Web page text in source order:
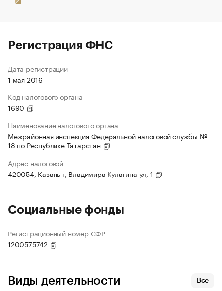
Регистрация ФНС
Дата регистрации
1 мая 2016
Код налогового органа
1690
Наименование налогового органа
Межрайонная инспекция Федеральной налоговой службы №
18 по Республике Татарстан
Адрес налоговой
420054, Казань г, Владимира Кулагина ул, 1
Социальные фонды
Регистрационный номер СФР
1200575742
Виды деятельности Все